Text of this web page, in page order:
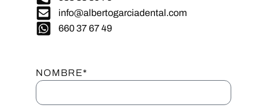
info@albertogarciadental.com
660 37 67 49
NOMBRE*